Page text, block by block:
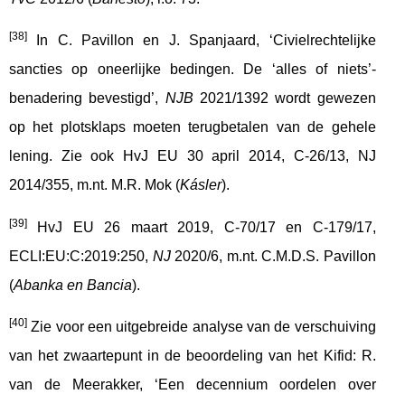
[38]
In C. Pavillon en J. Spanjaard, ‘Civielrechtelijke
sancties op oneerlijke bedingen. De ‘alles of niets’-
benadering bevestigd’, NJB 2021/1392 wordt gewezen
op het plotsklaps moeten terugbetalen van de gehele
lening. Zie ook HvJ EU 30 april 2014, C-26/13, NJ
2014/355, m.nt. M.R. Mok (Kásler).
[39]
HvJ EU 26 maart 2019, C-70/17 en C-179/17,
ECLI:EU:C:2019:250, NJ2020/6, m.nt. C.M.D.S. Pavillon
(Abanka en Bancia).
[40] Zie voor een uitgebreide analyse van de verschuiving
van het zwaartepunt in de beoordeling van het Kifid: R.
van de Meerakker, ‘Een decennium oordelen over